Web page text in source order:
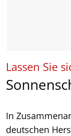
Lassen Sie
In
deutschen